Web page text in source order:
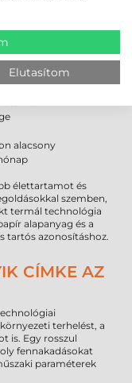
– SZAKMAI
alacsony
élettartamot és
szemben,
termál technológia
alapanyag és a
tartós azonosításhoz.
CÍMKE AZ
terhelést, a
is. Egy rosszul
fennakadásokat
paraméterek
Elutasítom